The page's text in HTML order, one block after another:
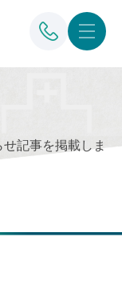
せ記事を掲載しま